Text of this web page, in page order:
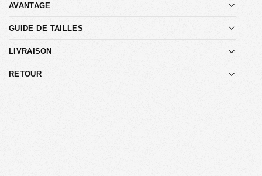
AVANTAGE
GUIDE DE TAILLES
LIVRAISON
RETOUR